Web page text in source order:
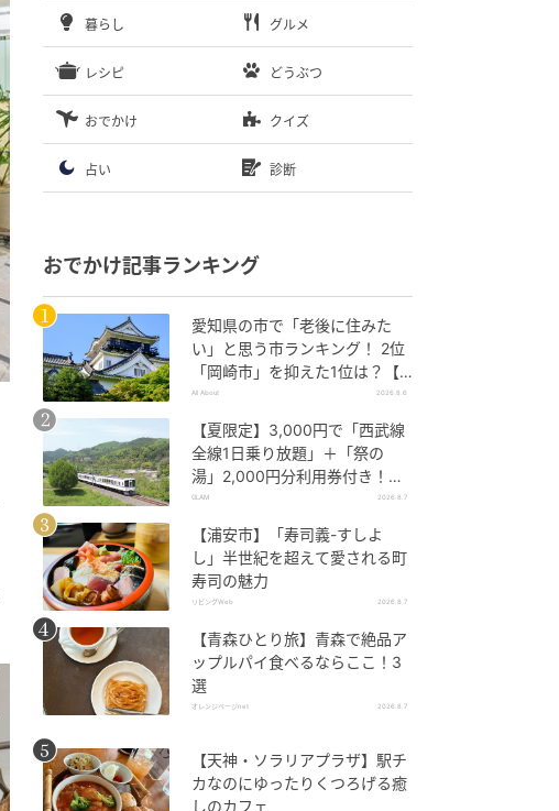
暮らし グルメ
レシピ どうぶつ
おでかけ クイズ
占い 診断
おでかけ記事ランキング
愛知県の市で「老後に住みた
い」と思う市ランキング！ 2位
「岡崎市」を抑えた1位は？【2
026年調査】
All About 2026.8.6
【夏限定】3,000円で「西武線
全線1日乗り放題」＋「祭の
湯」2,000円分利用券付き！
『秩父 夏のおでかけきっぷ』で
GLAM 2026.8.7
【浦安市】「寿司義-すしよ
し」半世紀を超えて愛される町
寿司の魅力
リビングWeb 2026.8.7
【青森ひとり旅】青森で絶品ア
ップルパイ食べるならここ！3
選
オレンジページnet 2026.8.7
【天神・ソラリアプラザ】駅チ
カなのにゆったりくつろげる癒
しのカフェ